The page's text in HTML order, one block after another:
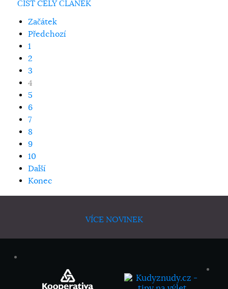
ČÍST CELÝ ČLÁNEK
Začátek
Předchozí
1
2
3
4
5
6
7
8
9
10
Další
Konec
VÍCE NOVINEK